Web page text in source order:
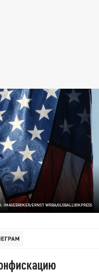
IMAGEBROKER/ERNST WRBA/GLOBALLOOKPRESS